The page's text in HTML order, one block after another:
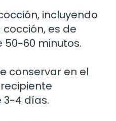
incluyendo
es de
60 minutos.
conservar en el
3-4 días.